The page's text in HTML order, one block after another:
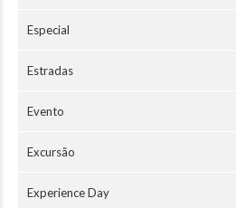
Especial
Estradas
Evento
Excursão
Experience Day